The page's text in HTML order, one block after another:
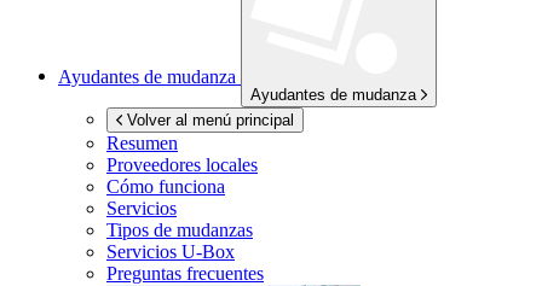
Ayudantes de mudanza
Ayudantes de mudanza
Volver al menú principal
Resumen
Proveedores locales
Cómo funciona
Servicios
Tipos de mudanzas
Servicios U-Box
Preguntas frecuentes